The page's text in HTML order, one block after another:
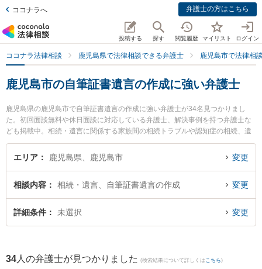
ココナラへ 弁護士の方はこちら
投稿する 探す 閲覧履歴 マイリスト ログイン
ココナラ法律相談 鹿児島県で法律相談できる弁護士 鹿児島市で法律相
鹿児島市の自筆証書遺言の作成に強い弁護士
鹿児島県の鹿児島市で自筆証書遺言の作成に強い弁護士が34名見つかりまし
た。初回面談無料や休日面談に対応している弁護士、解決事例を持つ弁護士な
ども掲載中。相続・遺言に関係する家族間の相続トラブルや認知症の相続、遺
産分割等の細かな分野での絞り込み検索もでき便利です。特に城山総合法律事
務所の上川 清弁護士や髙橋総合法律事務所の髙橋 昭広弁護士、弁護士法人萩原
の作成のトラブルを今すぐに弁護士に相談したい』『自筆証書遺言の作成のト
ラブル解決の実績豊富な近くの弁護士を検索したい』『初回相談無料で自筆証
書遺言の作成を法律相談できる鹿児島市内の弁護士に相談予約したい』などで
エリア 鹿児島県、鹿児島市 変更
相談内容 相続・遺言、自筆証書遺言の作成 変更
詳細条件 未選択 変更
34 人の弁護士が見つかりました (検索結果について詳しくは こちら)